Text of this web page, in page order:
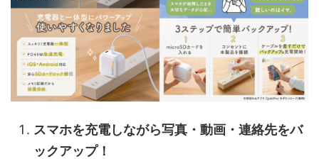
スマホを充電しながら写真・動画・連絡先をバ
ックアップ！